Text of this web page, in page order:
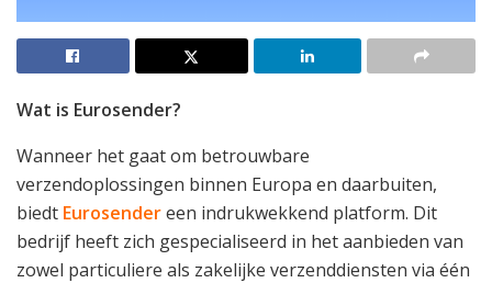
Wat is Eurosender?
Wanneer het gaat om betrouwbare
verzendoplossingen binnen Europa en daarbuiten,
biedt Eurosendereen indrukwekkend platform. Dit
bedrijf heeft zich gespecialiseerd in het aanbieden van
zowel particuliere als zakelijke verzenddiensten via één